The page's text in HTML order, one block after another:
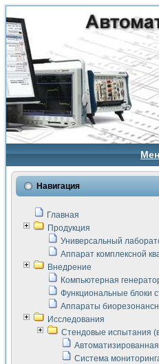
Навигация
Главная
Продукция
Универсальный
Аппарат комплексной
Внедрение
Компьютерная
Функциональные блоки
Аппараты
Исследования
Стендовые испытания
Система